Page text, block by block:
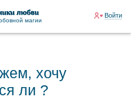
магии
Войти
хочу
ли ?